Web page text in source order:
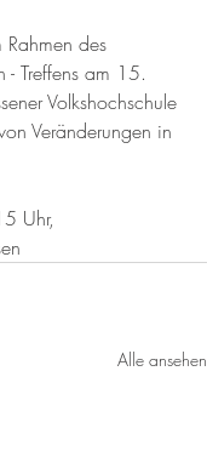
Rahmen des
- Treffens am 15.
Volkshochschule
Veränderungen in
Uhr,
Alle ansehen